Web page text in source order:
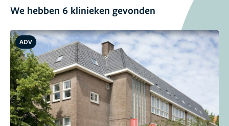
We hebben 6 klinieken gevonden
ADV